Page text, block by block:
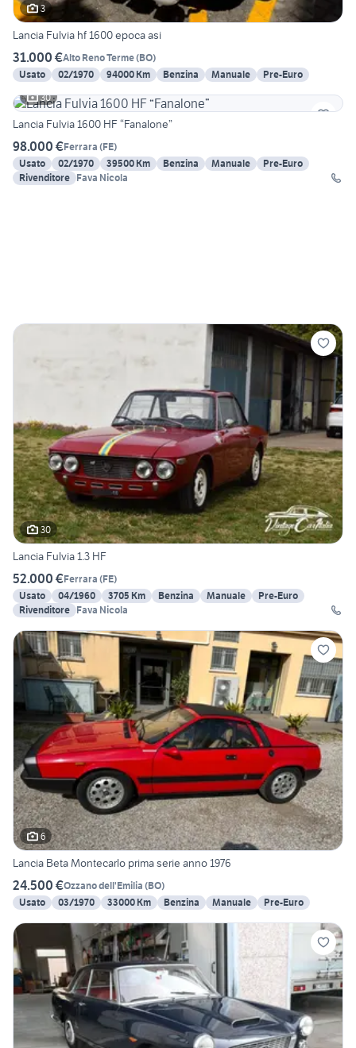
3
Lancia Fulvia hf 1600 epoca asi
31.000 €Alto Reno Terme(BO)
Usato
02/1970 94000 Km Benzina Manuale
Pre-Euro
30
Lancia Fulvia 1600 HF “Fanalone”
98.000 €Ferrara (FE)
Usato
02/1970 39500 Km Benzina Manuale
Pre-Euro
Rivenditore Fava Nicola
30
Lancia Fulvia 1.3 HF
52.000 €Ferrara (FE)
Usato
04/1960 3705 Km Benzina Manuale
Pre-Euro
Rivenditore Fava Nicola
6
Lancia Beta Montecarlo prima serie anno 1976
24.500 €Ozzano dell'Emilia (BO)
Usato
03/1970 33000 Km Benzina Manuale Pre-Euro